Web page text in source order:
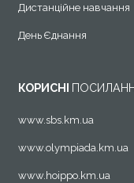
Дистанційне навчання
День Єднання
КОРИСНІ
www.sbs.km.ua
www.olympiada.km.ua
www.hoippo.km.ua